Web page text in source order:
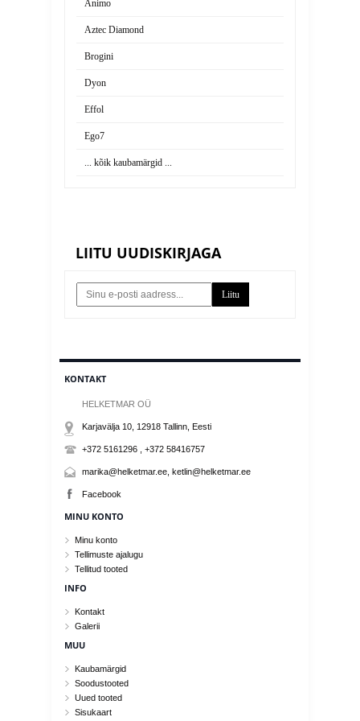
Animo
Aztec Diamond
Brogini
Dyon
Effol
Ego7
... kõik kaubamärgid ...
LIITU UUDISKIRJAGA
Liitu
KONTAKT
HELKETMAR OÜ
Karjavälja 10, 12918 Tallinn , Eesti
+372 5161296 , +372 58416757
marika@helketmar.ee, ketlin@helketmar.ee
Facebook
MINU KONTO
Minu konto
Tellimuste ajalugu
Tellitud tooted
INFO
Kontakt
Galerii
MUU
Kaubamärgid
Soodustooted
Uued tooted
Sisukaart